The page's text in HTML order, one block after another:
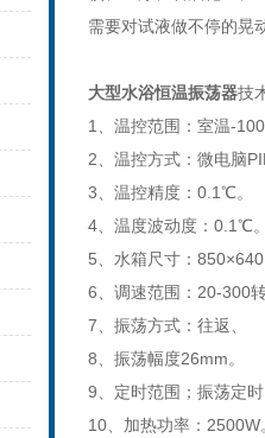
需要对试液做不停的晃
大型水浴恒温振荡器技
1、温控范围：室温-
2、温控方式：微电脑
3、温控精度：0.1℃。
4、温度波动度：0.1℃。
5、水箱尺寸：
6、调速范围：20-300
7、振荡方式：往返、
8、振荡幅度26mm。
9、定时范围；振荡定
10、加热功率：2500W